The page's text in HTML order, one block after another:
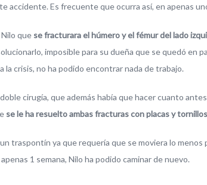
accidente. Es frecuente que ocurra así, en apenas
que se fracturara el húmero y el fémur del lado
imposible para su dueña que se quedó en
la crisis, no ha podido encontrar nada de trabajo.
cirugía, que además había que hacer cuanto
se le ha resuelto ambas fracturas con placas y
traspontín ya que requería que se moviera lo menos
1 semana, Nilo ha podido caminar de nuevo.